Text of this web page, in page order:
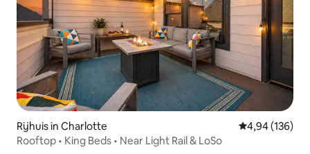
Rijhuis in Charlotte Gemiddelde
4,94 (136)
Rooftop • King Beds • Near Light Rail & LoSo